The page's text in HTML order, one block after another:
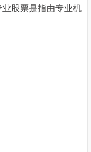
股票是指由专业机